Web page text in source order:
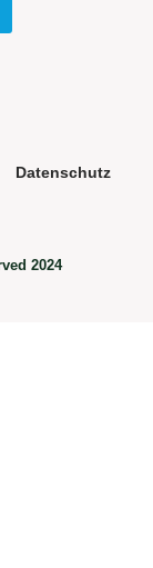
Datenschutz
2024